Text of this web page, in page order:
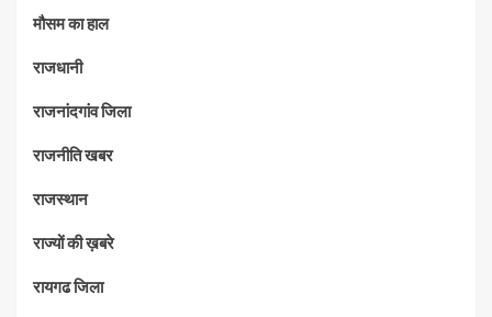
मौसम का हाल
राजधानी
राजनांदगांव जिला
राजनीति खबर
राजस्थान
राज्यों की ख़बरे
रायगढ जिला